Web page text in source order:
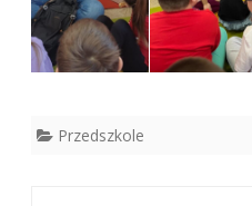
Przedszkole